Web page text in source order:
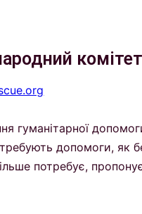
гуманітарної
допомоги, як
потребує,